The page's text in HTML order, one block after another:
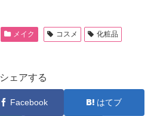
メイク コスメ
化粧品
シェアする
Facebook はてブ